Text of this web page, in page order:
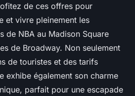
de ces offres pour
et vivre pleinement les
de NBA au Madison Square
de Broadway. Non seulement
de touristes et des tarifs
exhibe également son charme
parfait pour une escapade